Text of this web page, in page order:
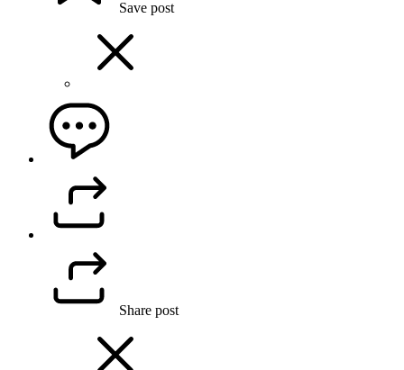
Save post
Share post